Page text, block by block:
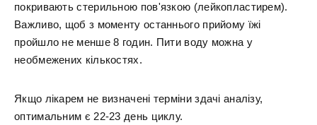
покривають стерильною пов'язкою (лейкопластирем).
Важливо, щоб з моменту останнього прийому їжі
пройшло не менше 8 годин. Пити воду можна у
необмежених кількостях.
Якщо лікарем не визначені терміни здачі аналізу,
оптимальним є 22-23 день циклу.